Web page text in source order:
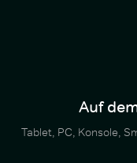
Auf
Tablet, PC, Konsole,